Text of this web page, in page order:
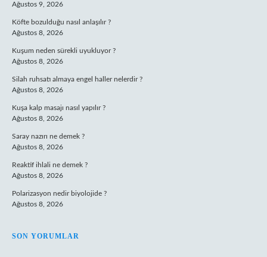
Ağustos 9, 2026
Köfte bozulduğu nasıl anlaşılır ?
Ağustos 8, 2026
Kuşum neden sürekli uyukluyor ?
Ağustos 8, 2026
Silah ruhsatı almaya engel haller nelerdir ?
Ağustos 8, 2026
Kuşa kalp masajı nasıl yapılır ?
Ağustos 8, 2026
Saray nazırı ne demek ?
Ağustos 8, 2026
Reaktif ihlali ne demek ?
Ağustos 8, 2026
Polarizasyon nedir biyolojide ?
Ağustos 8, 2026
SON YORUMLAR